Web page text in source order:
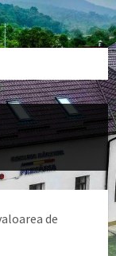
de